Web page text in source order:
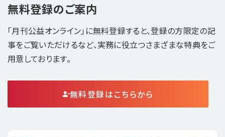
無料登録のご案内
「月刊公益オンライン」に無料登録すると、登録の方限定の記
事をご覧いただけるなど、実務に役立つさまざまな特典をご
用意しております。
無料登録はこちらから